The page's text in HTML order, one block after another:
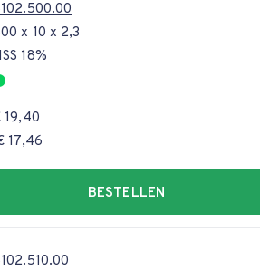
x 10 x 2,3
18%
19,40
17,46
BESTELLEN